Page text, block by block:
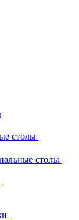
столы
столы